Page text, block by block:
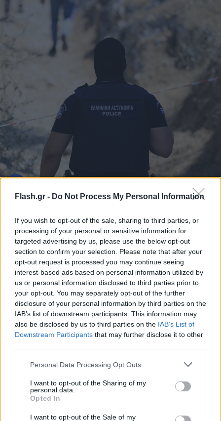
Flash.gr - Do Not Process My Personal Information
If you wish to opt-out of the sale, sharing to third parties, or
processing of your personal or sensitive information for
targeted advertising by us, please use the below opt-out
section to confirm your selection. Please note that after your
opt-out request is processed you may continue seeing
interest-based ads based on personal information utilized by
us or personal information disclosed to third parties prior to
your opt-out. You may separately opt-out of the further
disclosure of your personal information by third parties on the
IAB’s list of downstream participants. This information may
also be disclosed by us to third parties on the IAB’s List of
Downstream Participants that may further disclose it to other
Please note that this website/app uses one or more Google
not limited to your visit or usage behaviour. You may click to
grant or deny consent to Google and its third-party tags to
use your data for below specified purposes in below Google
consent section.
Personal Data Processing Opt Outs
I want to opt-out of the Sharing of my
personal data.
Opted In
I want to opt-out of the Sale of my
Τα πρώτα στοιχεία για τη νεκρή γυναίκα στον
Λυκαβηττό - Θάνατο από πτώση «βλέπει» ο
ιατροδικαστής
08.08.2026 ΚΏΣΤΑΣ ΠΑΠΑΔΌΠΟΥΛΟΣ